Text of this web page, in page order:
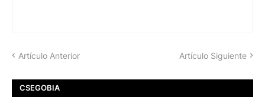
Artículo Anterior Artículo Siguiente
CSEGOBIA